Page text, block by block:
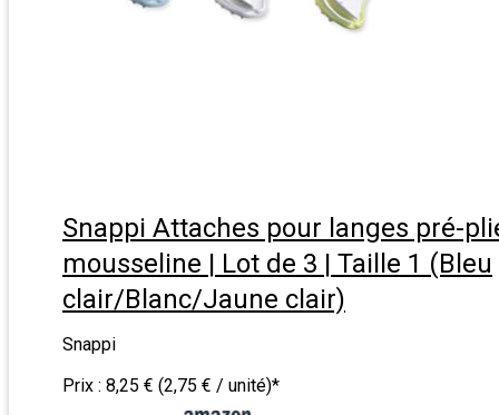
Snappi Attaches pour langes pré-
mousseline | Lot de 3 | Taille 1 (Bleu
clair/Blanc/Jaune clair)
Snappi
Prix : 8,25 € (2,75 € / unité)*